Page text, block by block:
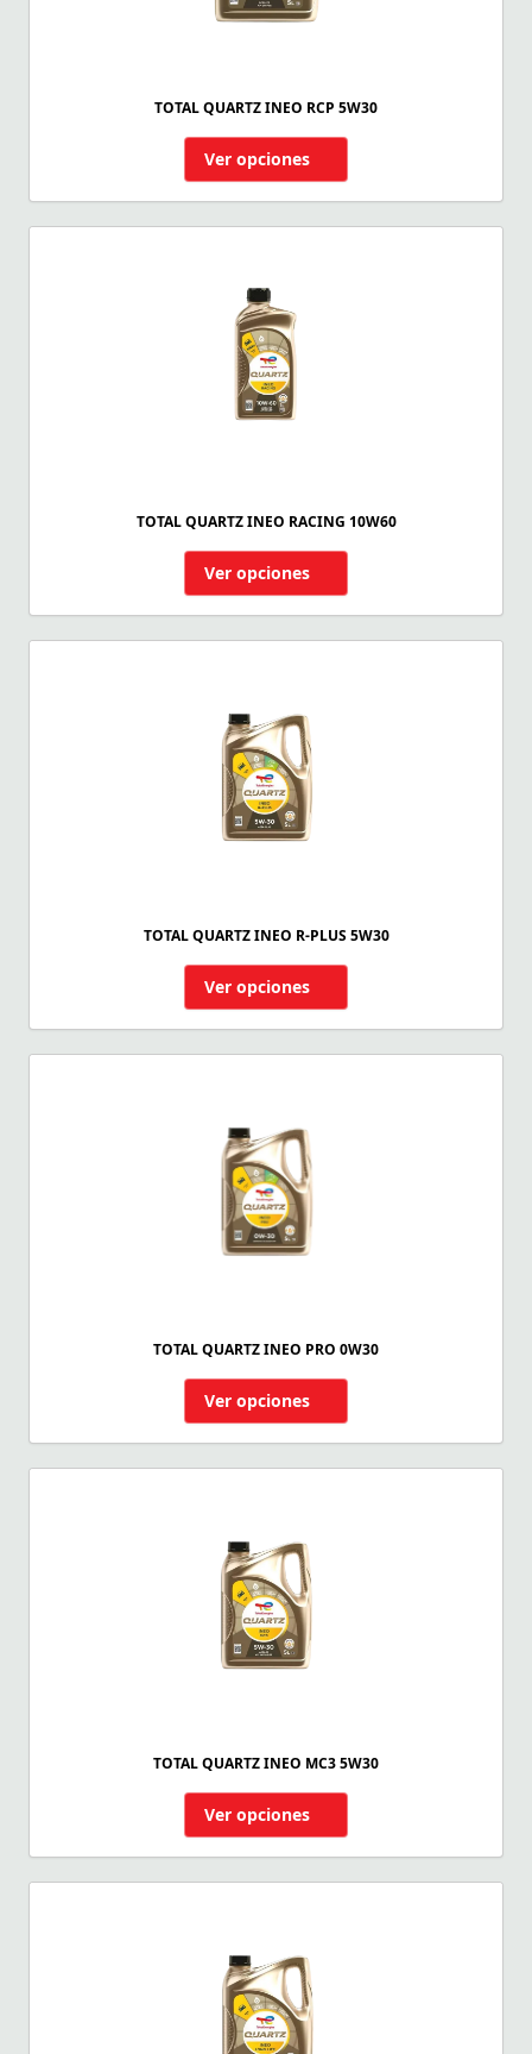
TOTAL QUARTZ INEO RCP 5W30
Ver opciones
TOTAL QUARTZ INEO RACING 10W60
Ver opciones
TOTAL QUARTZ INEO R-PLUS 5W30
Ver opciones
TOTAL QUARTZ INEO PRO 0W30
Ver opciones
TOTAL QUARTZ INEO MC3 5W30
Ver opciones